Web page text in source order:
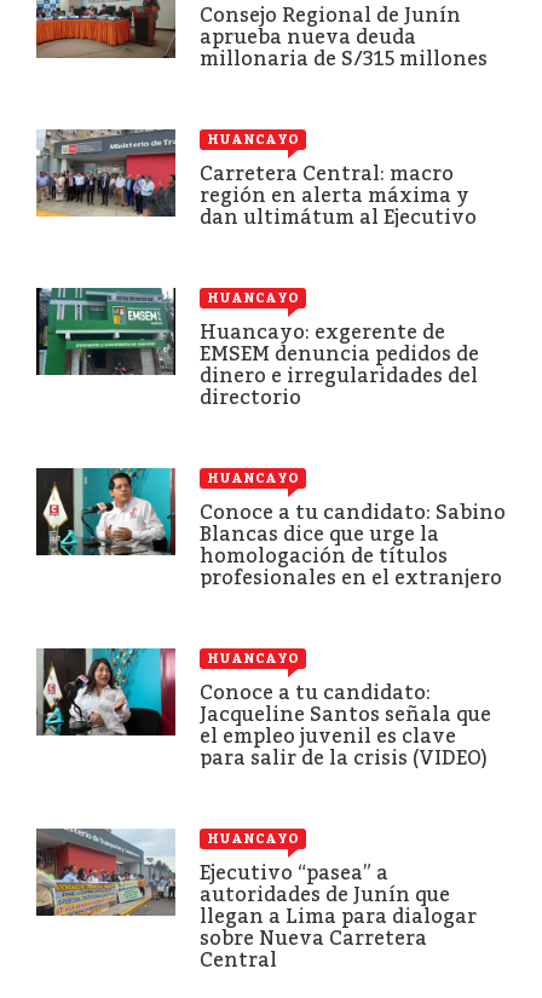
Consejo Regional de Junín
aprueba nueva deuda
millonaria de S/315 millones
HUANCAYO
Carretera Central: macro
región en alerta máxima y
dan ultimátum al Ejecutivo
HUANCAYO
Huancayo: exgerente de
EMSEM denuncia pedidos de
dinero e irregularidades del
directorio
HUANCAYO
Conoce a tu candidato: Sabino
Blancas dice que urge la
homologación de títulos
profesionales en el extranjero
HUANCAYO
Conoce a tu candidato:
Jacqueline Santos señala que
el empleo juvenil es clave
para salir de la crisis (VIDEO)
HUANCAYO
Ejecutivo “pasea” a
autoridades de Junín que
llegan a Lima para dialogar
sobre Nueva Carretera
Central